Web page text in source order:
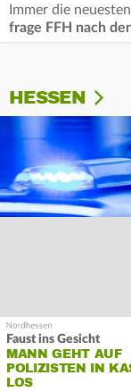
Immer die
frage FFH nach
HESSEN
Faust ins Gesicht
MANN GEHT AUF
POLIZISTEN IN
LOS